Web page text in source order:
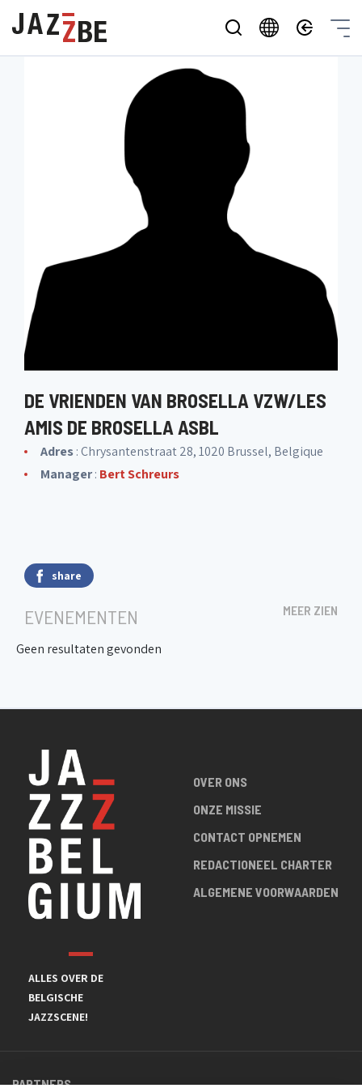
DE VRIENDEN VAN BROSELLA VZW/LES
AMIS DE BROSELLA ASBL
Adres: Chrysantenstraat 28, 1020 Brussel, Belgique
Manager: Bert Schreurs
share
EVENEMENTEN MEER ZIEN
Geen resultaten gevonden
ALLES OVER DE
BELGISCHE
JAZZSCENE!
OVER ONS
ONZE MISSIE
CONTACT OPNEMEN
REDACTIONEEL CHARTER
ALGEMENE VOORWAARDEN
PARTNERS